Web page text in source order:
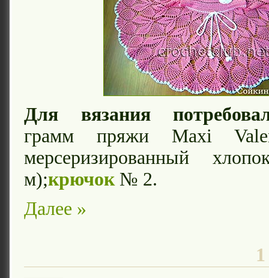
Для вязания
грамм пряжи Maxi
мерсеризированный
м);крючок№ 2.
Далее »